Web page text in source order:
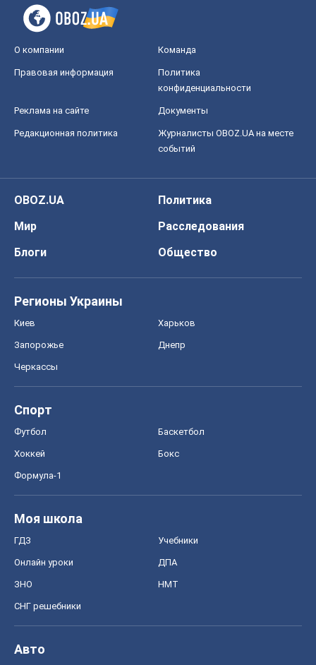
О компании Команда
Правовая информация
Политика
конфиденциальности
Реклама на сайте Документы
Редакционная политика
Журналисты OBOZ.UA на месте
событий
OBOZ.UA
Политика
Мир
Расследования
Блоги
Общество
Регионы Украины
Киев Харьков
Запорожье Днепр
Черкассы
Спорт
Футбол Баскетбол
Хоккей Бокс
Формула-1
Моя школа
ГДЗ Учебники
Онлайн уроки ДПА
ЗНО НМТ
СНГ решебники
Авто